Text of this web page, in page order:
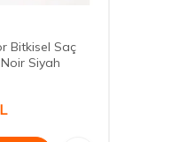
Bitkisel Saç
Siyah